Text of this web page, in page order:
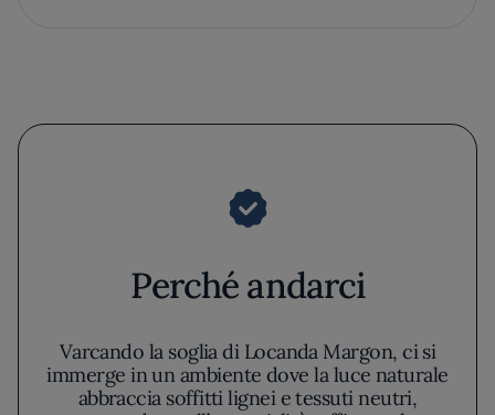
Perché andarci
Varcando la soglia di Locanda Margon, ci si
immerge in un ambiente dove la luce naturale
abbraccia soffitti lignei e tessuti neutri,